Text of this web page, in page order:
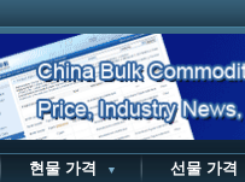
현물 가격 ▼ 선물 가